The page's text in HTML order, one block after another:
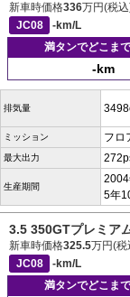
新車時価格336万円(税
JC08
-km/L
満タンでどこま
-km
排気量
ミッション フロ
最大出力
生産期間
5年
3.5 350GTプレミア
新車時価格325.5万円(税
JC08
-km/L
満タンでどこま